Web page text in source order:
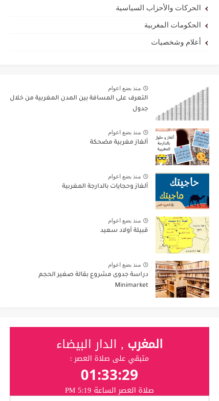
الحركات والأحزاب السياسية
الحكومات المغربية
أعلام وشخصيات
منذ بضع اعوام
التعرف على المسافة بين المدن المغربية من خلال
جدول
منذ بضع اعوام
ألغاز مغربية مضحكة
منذ بضع اعوام
ألغاز وحجايات بالدارجة المغربية
منذ بضع اعوام
قبيلة أولاد سعيد
منذ بضع اعوام
دراسة جدوى مشروع بقالة صغير الحجم
Minimarket